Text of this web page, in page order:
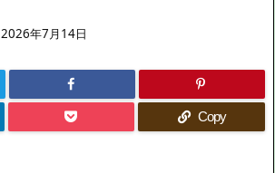
2026年7月14日
Copy